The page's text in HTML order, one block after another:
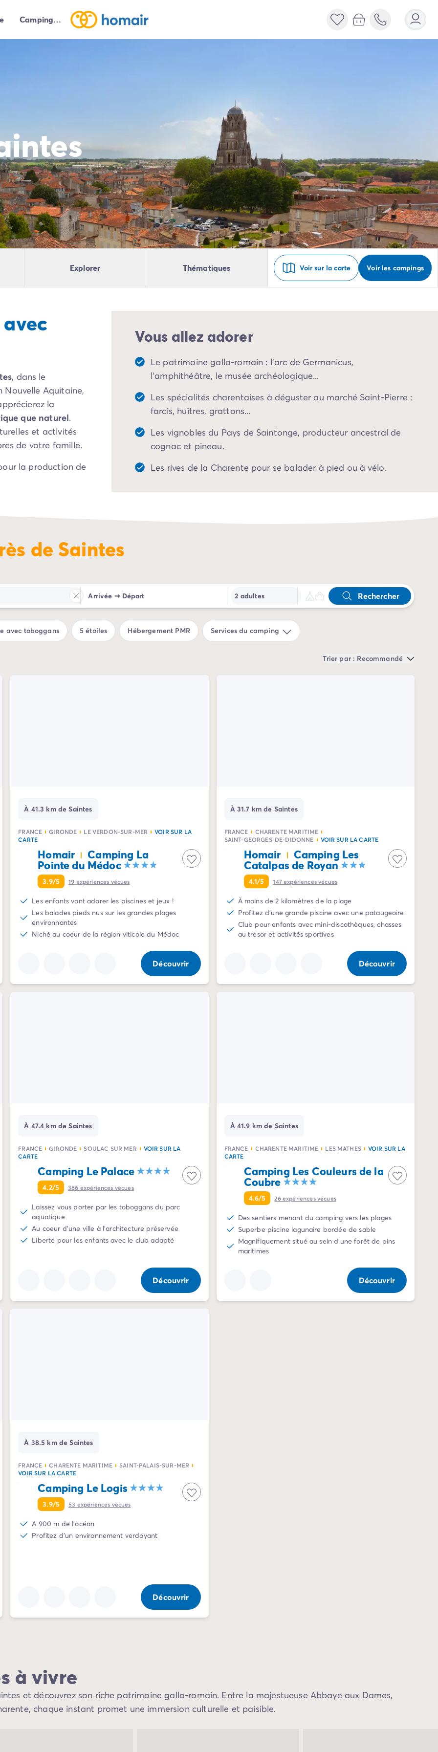
Campings autour de moi
Explorer Thématiques Voir sur la carte Voir les campings
, dans le
Aquitaine,
la
que naturel.
et activités
de votre famille.
la production de
par
Vous allez adorer
Le patrimoine gallo-romain : l'arc de Germanicus,
l'amphithéâtre, le musée archéologique...
Les spécialités charentaises à déguster au marché Saint-Pierre :
farcis, huîtres, grattons...
Les vignobles du Pays de Saintonge, producteur ancestral de
cognac et pineau.
Les rives de la Charente pour se balader à pied ou à vélo.
de Saintes
Arrivée ➞ Départ 2 adultes Rechercher
avec toboggans 5 étoiles Hébergement PMR Services du camping
Trier par : Recommandé
À 41.3 km de Saintes
FRANCE GIRONDE LE VERDON-SUR-MER
VOIR SUR LA
CARTE
Homair Camping La
Pointe du Médoc
3.9/5 19 expériences vécues
Les enfants vont adorer les piscines et jeux !
Les balades pieds nus sur les grandes plages
environnantes
Niché au coeur de la région viticole du Médoc
Découvrir
À 31.7 km de Saintes
FRANCE
CHARENTE MARITIME
SAINT-GEORGES-DE-DIDONNE
VOIR SUR LA CARTE
Homair Camping Les
Catalpas de Royan
4.1/5 147expériences vécues
À moins de 2 kilomètres de la plage
Profitez d'une grande piscine avec une pataugeoire
Club pour enfants avec mini-discothèques, chasses
au trésor et activités sportives
Découvrir
À 47.4 km de Saintes
FRANCE GIRONDE SOULAC SUR MER
VOIR SUR LA
CARTE
Camping Le Palace
4.2/5 386 expériences vécues
Laissez vous porter par les toboggans du parc
aquatique
Au coeur d'une ville à l'architecture préservée
Liberté pour les enfants avec le club adapté
Découvrir
À 41.9 km de Saintes
FRANCE CHARENTE MARITIME LES MATHES
VOIR SUR LA
CARTE
Camping Les Couleurs de la
Coubre
4.6/5 26expériences vécues
Des sentiers menant du camping vers les plages
Superbe piscine lagunaire bordée de sable
Magnifiquement situé au sein d'une forêt de pins
maritimes
Découvrir
À 38.5 km de Saintes
FRANCE CHARENTE MARITIME
SAINT-PALAIS-SUR-MER
VOIR SUR LA CARTE
Camping Le Logis
3.9/5 53 expériences vécues
A 900 m de l'océan
Profitez d'un environnement verdoyant
Découvrir
à vivre
et découvrez son riche patrimoine gallo-romain. Entre la majestueuse Abbaye aux Dames,
chaque instant promet une immersion culturelle et paisible.